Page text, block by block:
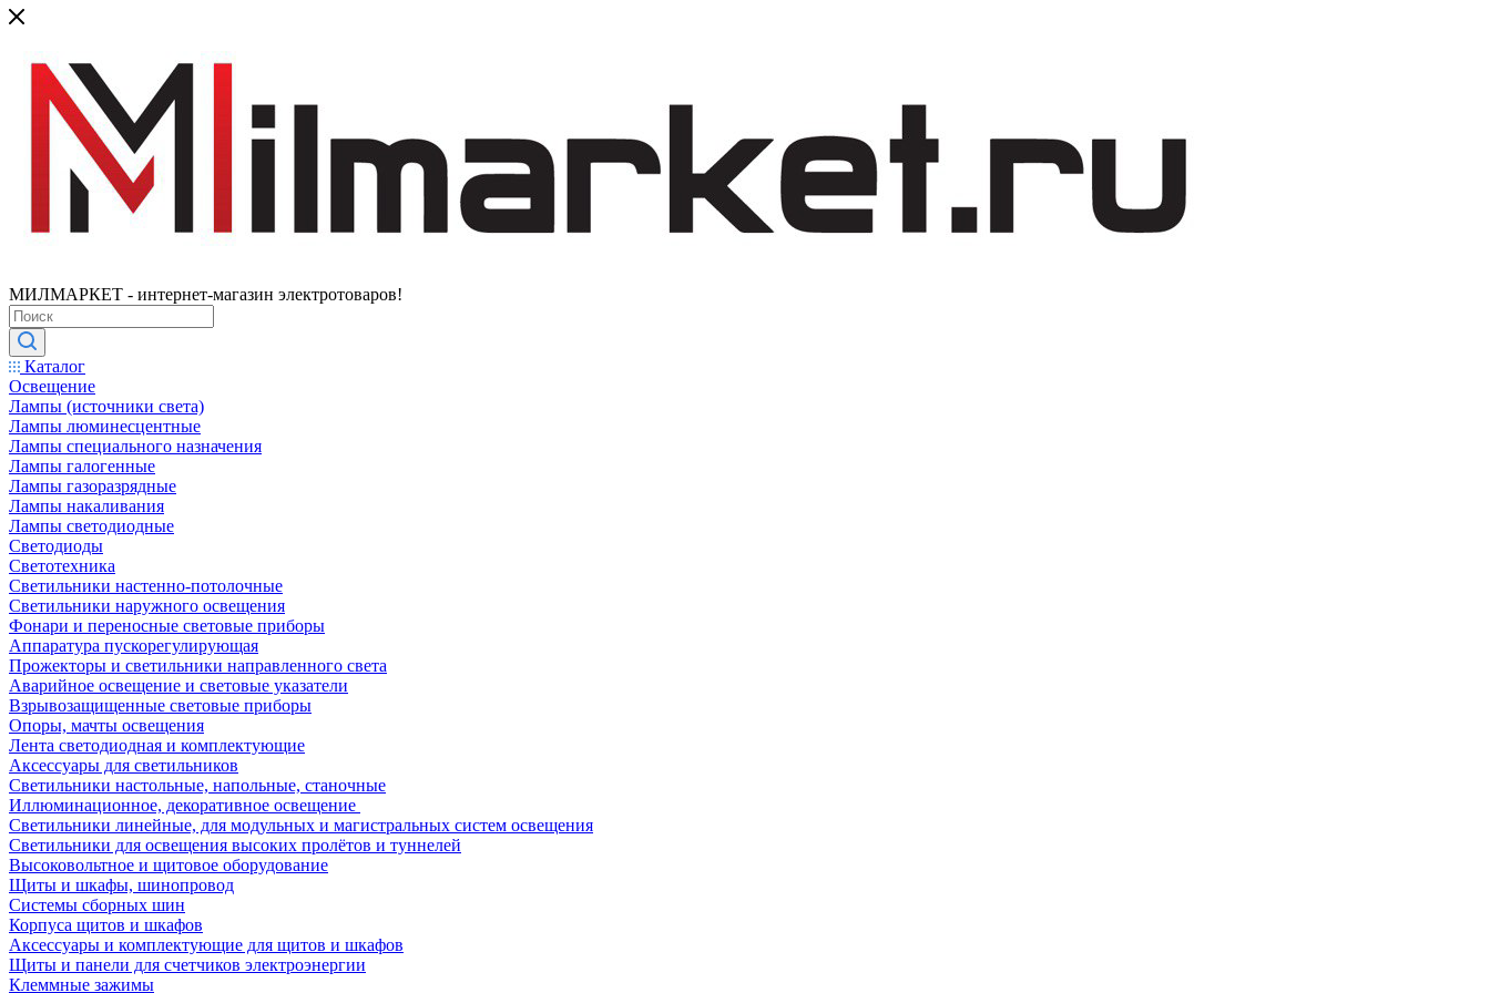
МИЛМАРКЕТ - интернет-магазин электротоваров!
Каталог
Освещение
Лампы (источники света)
Лампы люминесцентные
Лампы специального назначения
Лампы галогенные
Лампы газоразрядные
Лампы накаливания
Лампы светодиодные
Светодиоды
Светотехника
Светильники настенно-потолочные
Светильники наружного освещения
Фонари и переносные световые приборы
Аппаратура пускорегулирующая
Прожекторы и светильники направленного света
Аварийное освещение и световые указатели
Взрывозащищенные световые приборы
Опоры, мачты освещения
Лента светодиодная и комплектующие
Аксессуары для светильников
Светильники настольные, напольные, станочные
Иллюминационное, декоративное освещение
Светильники линейные, для модульных и магистральных систем освещения
Светильники для освещения высоких пролётов и туннелей
Высоковольтное и щитовое оборудование
Щиты и шкафы, шинопровод
Системы сборных шин
Корпуса щитов и шкафов
Аксессуары и комплектующие для щитов и шкафов
Щиты и панели для счетчиков электроэнергии
Клеммные зажимы